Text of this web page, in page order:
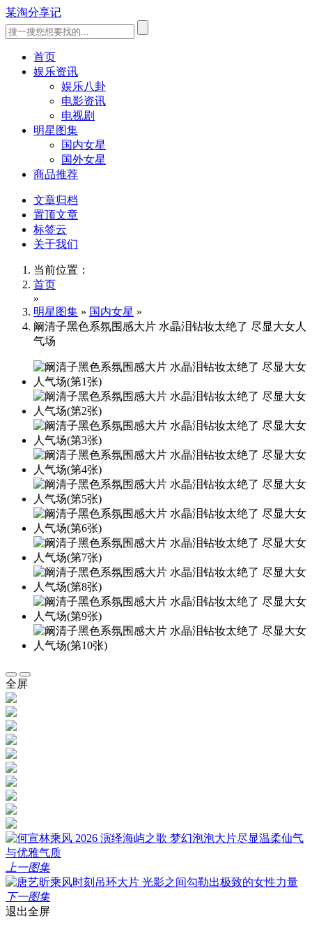
某淘分享记
首页
娱乐资讯
娱乐八卦
电影资讯
电视剧
明星图集
国内女星
国外女星
商品推荐
文章归档
置顶文章
标签云
关于我们
当前位置：
首页
»
明星图集 » 国内女星 »
阚清子黑色系氛围感大片 水晶泪钻妆太绝了 尽显大女人
气场
全屏
上一图集
下一图集
退出全屏